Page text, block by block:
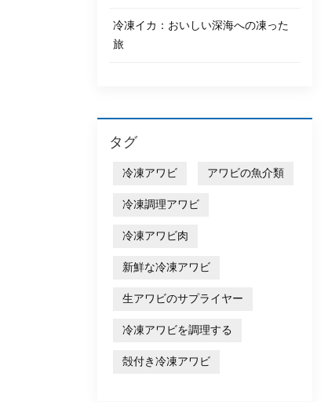
冷凍イカ：おいしい深海への凍った
旅
タグ
冷凍アワビ
アワビの魚介類
冷凍調理アワビ
冷凍アワビ肉
新鮮な冷凍アワビ
生アワビのサプライヤー
冷凍アワビを調理する
殻付き冷凍アワビ